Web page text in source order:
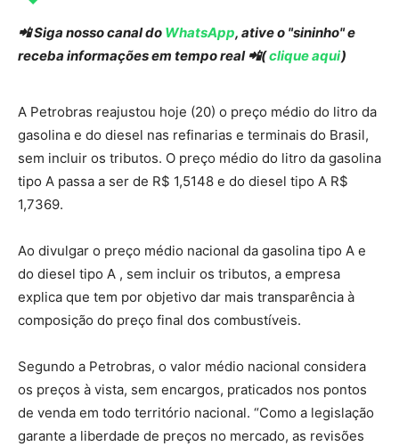
📲 Siga nosso canal do WhatsApp, ative o "sininho" e
receba informações em tempo real 📲(clique aqui)
A Petrobras reajustou hoje (20) o preço médio do litro da
gasolina e do diesel nas refinarias e terminais do Brasil,
sem incluir os tributos. O preço médio do litro da gasolina
tipo A passa a ser de R$ 1,5148 e do diesel tipo A R$
1,7369.
Ao divulgar o preço médio nacional da gasolina tipo A e
do diesel tipo A , sem incluir os tributos, a empresa
explica que tem por objetivo dar mais transparência à
composição do preço final dos combustíveis.
Segundo a Petrobras, o valor médio nacional considera
os preços à vista, sem encargos, praticados nos pontos
de venda em todo território nacional. “Como a legislação
garante a liberdade de preços no mercado, as revisões